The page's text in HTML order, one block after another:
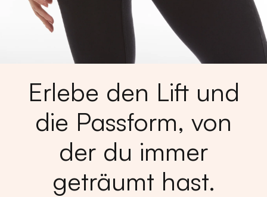
Erlebe den Lift und
die Passform, von
der du immer
geträumt hast.